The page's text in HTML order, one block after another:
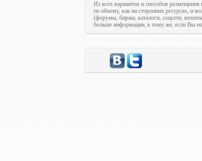
Из всех вариантов и способов размещения
по объему, как на сторонних ресурсах, и
(форумы, биржи, каталоги, соцсети,
больше информации, к тому же, если Вы